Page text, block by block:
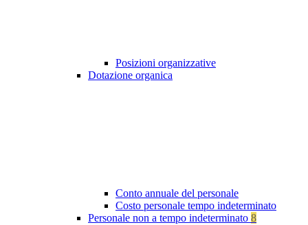
Posizioni organizzative
Dotazione organica
Conto annuale del personale
Costo personale tempo indeterminato
Personale non a tempo indeterminato 8